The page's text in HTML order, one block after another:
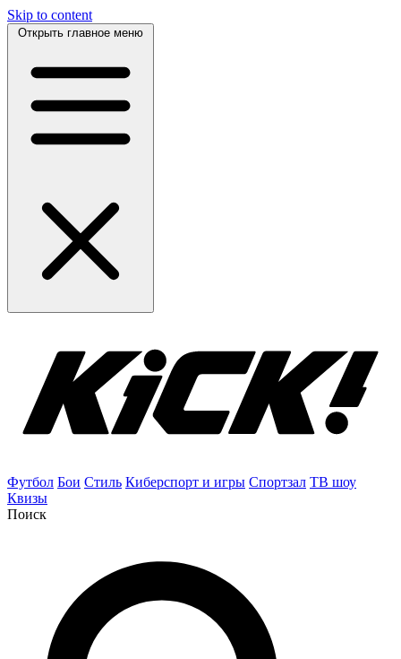
Skip to content
Открыть главное меню
Футбол Бои Стиль Киберспорт и игры Спортзал ТВ шоу
Квизы
Поиск